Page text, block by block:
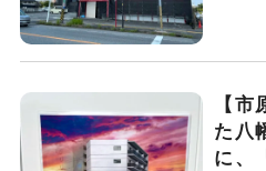
【
た八
に、